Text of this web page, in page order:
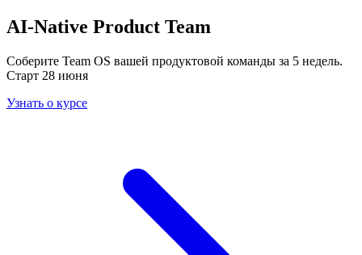
AI-Native Product Team
Соберите Team OS вашей продуктовой команды за 5 недель.
Старт 28 июня
Узнать о курсе